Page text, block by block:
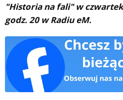
"Historia na fali" w
godz. 20 w Radiu eM.